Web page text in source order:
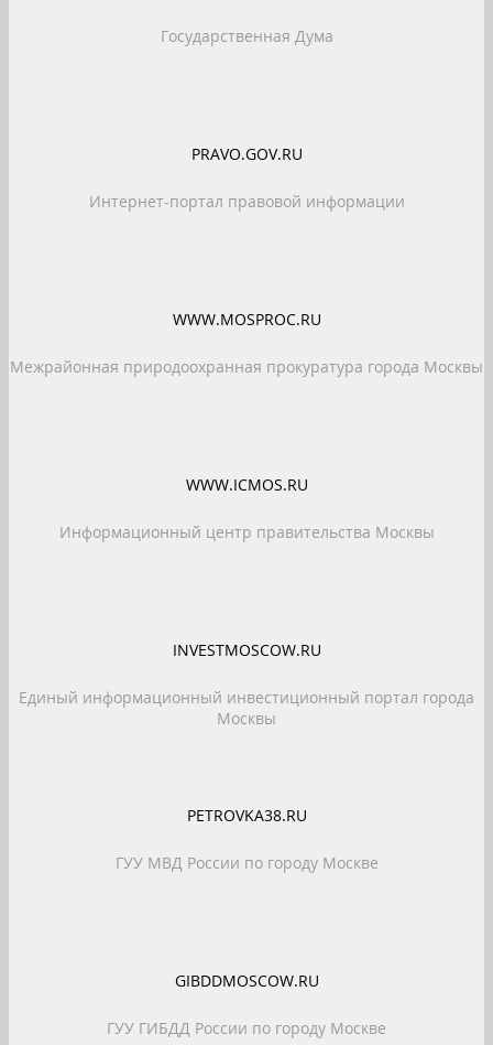
Государственная Дума
PRAVO.GOV.RU
Интернет-портал правовой информации
WWW.MOSPROC.RU
Межрайонная природоохранная прокуратура города Москвы
WWW.ICMOS.RU
Информационный центр правительства Москвы
INVESTMOSCOW.RU
Единый информационный инвестиционный портал города
Москвы
PETROVKA38.RU
ГУУ МВД России по городу Москве
GIBDDMOSCOW.RU
ГУУ ГИБДД России по городу Москве